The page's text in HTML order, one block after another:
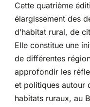
Cette quatrième
élargissement des
d’habitat rural, de
Elle constitue une
de différentes
approfondir les
et politiques autour
habitats ruraux, au